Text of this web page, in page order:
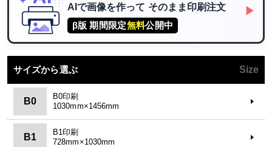
AIで画像を作って そのまま印刷注文
β版 期間限定無料公開中
▶
サイズから選ぶ Size
B0
B0印刷
1030mm×1456mm
B1
B1印刷
728mm×1030mm